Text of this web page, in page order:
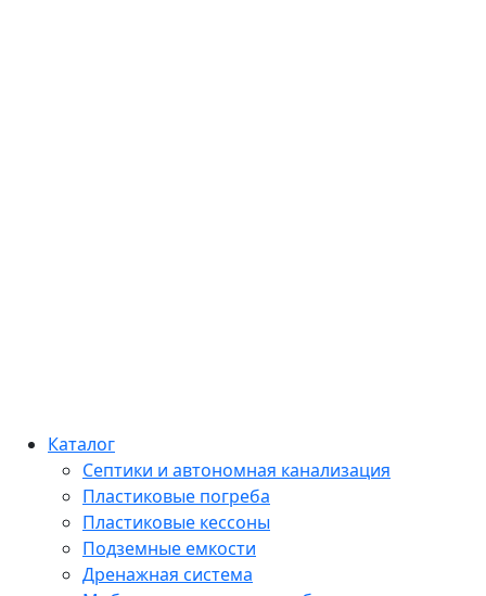
Каталог
Септики и автономная канализация
Пластиковые погреба
Пластиковые кессоны
Подземные емкости
Дренажная система